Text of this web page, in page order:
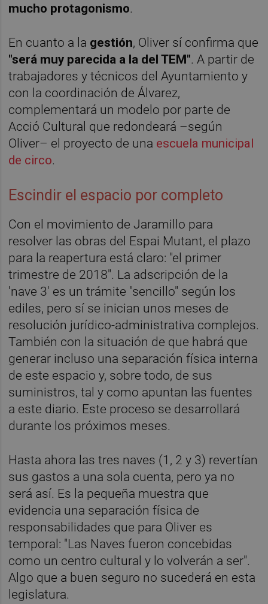
mucho protagonismo.
En cuanto a la gestión, Oliver sí confirma que
"será muy parecida a la del TEM". A partir de
trabajadores y técnicos del Ayuntamiento y
con la coordinación de Álvarez,
complementará un modelo por parte de
Acció Cultural que redondeará –según
Oliver– el proyecto de una escuela municipal
de circo.
Escindir el espacio por completo
Con el movimiento de Jaramillo para
resolver las obras del Espai Mutant, el plazo
para la reapertura está claro: "el primer
trimestre de 2018". La adscripción de la
'nave 3' es un trámite "sencillo" según los
ediles, pero sí se inician unos meses de
resolución jurídico-administrativa complejos.
También con la situación de que habrá que
generar incluso una separación física interna
de este espacio y, sobre todo, de sus
suministros, tal y como apuntan las fuentes
a este diario. Este proceso se desarrollará
durante los próximos meses.
Hasta ahora las tres naves (1, 2 y 3) revertían
sus gastos a una sola cuenta, pero ya no
será así. Es la pequeña muestra que
evidencia una separación física de
responsabilidades que para Oliver es
temporal: "Las Naves fueron concebidas
como un centro cultural y lo volverán a ser".
Algo que a buen seguro no sucederá en esta
legislatura.